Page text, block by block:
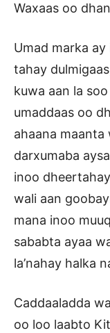
Waxaas oo
Umad marka ay
tahay
kuwa aan la
umaddaas oo
ahaana maanta
darxumaba
inoo
wali aan
mana inoo
sababta ayaa
la’nahay halka
Caddaaladda
oo loo laabto